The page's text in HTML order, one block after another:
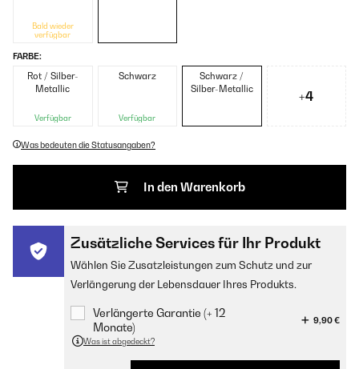
Bald wieder
verfügbar
FARBE:
Rot / Silber-
Metallic
Verfügbar
Schwarz
Verfügbar
Schwarz /
Silber-Metallic
+4
Was bedeuten die Statusangaben?
In den Warenkorb
Zusätzliche Services für Ihr Produkt
Wählen Sie Zusatzleistungen zum Schutz und zur
Verlängerung der Lebensdauer Ihres Produkts.
Verlängerte Garantie (+ 12
Monate)
9,90 €
Was ist abgedeckt?